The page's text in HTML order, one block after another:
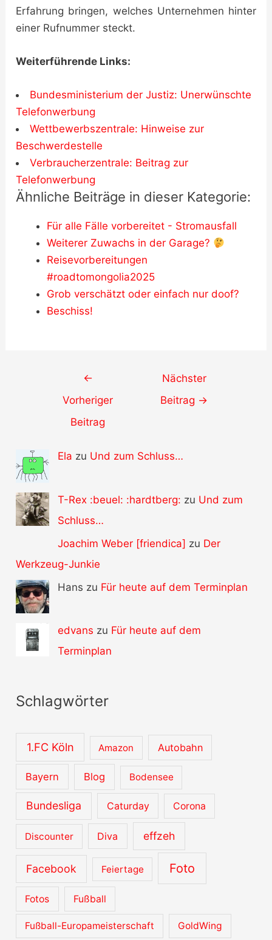
Erfahrung bringen, welches Unternehmen hinter
einer Rufnummer steckt.
Weiterführende Links:
Bundesministerium der Justiz: Unerwünschte
Telefonwerbung
Wettbewerbszentrale: Hinweise zur
Beschwerdestelle
Verbraucherzentrale: Beitrag zur
Telefonwerbung
Ähnliche Beiträge in dieser Kategorie:
Für alle Fälle vorbereitet - Stromausfall
Weiterer Zuwachs in der Garage?
Reisevorbereitungen
#roadtomongolia2025
Grob verschätzt oder einfach nur doof?
Beschiss!
←
Vorheriger
Beitrag
Nächster
Beitrag →
Ela zu Und zum Schluss…
T-Rex :beuel: :hardtberg: zu Und zum
Schluss…
Joachim Weber [friendica] zu Der
Werkzeug-Junkie
Hans zu Für heute auf dem Terminplan
edvans zu Für heute auf dem
Terminplan
Schlagwörter
1.FC Köln Amazon Autobahn
Bayern Blog Bodensee
Bundesliga Caturday Corona
Discounter Diva effzeh
Facebook Feiertage Foto
Fotos Fußball
Fußball-Europameisterschaft GoldWing